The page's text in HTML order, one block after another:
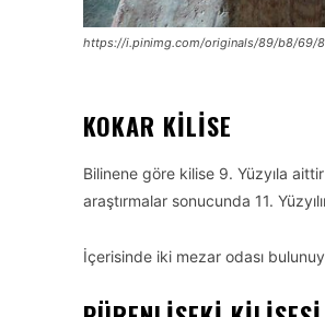
https://i.pinimg.com/originals/89/b8/69/
KOKAR KILISE
Bilinene göre kilise 9. Yüzyıla
araştırmalar sonucunda 11.
İçerisinde iki mezar odası